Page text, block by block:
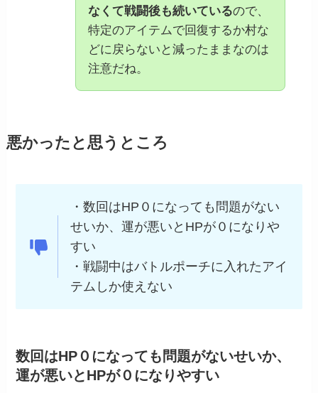
なくて戦闘後も続いているので、
特定のアイテムで回復するか村な
どに戻らないと減ったままなのは
注意だね。
悪かったと思うところ
・数回はHP０になっても問題がない
せいか、運が悪いとHPが０になりや
すい
・戦闘中はバトルポーチに入れたアイ
テムしか使えない
数回はHP０になっても問題がないせいか、
運が悪いとHPが０になりやすい